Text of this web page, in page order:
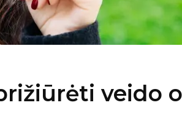
veido